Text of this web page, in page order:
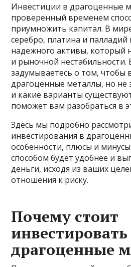
Инвестиции в драгоценные
проверенный временем
приумножить капитал. В
серебро, платина и палладий
надежного активы, который
и рыночной нестабильности.
задумываетесь о том, чтобы
драгоценные металлы, но не
и какие варианты
поможет вам разобраться в
Здесь мы подробно
инвестирования в
особенности, плюсы и
способом будет удобнее и
деньги, исходя из ваших
отношения к риску.
Почему стоит
драгоценные